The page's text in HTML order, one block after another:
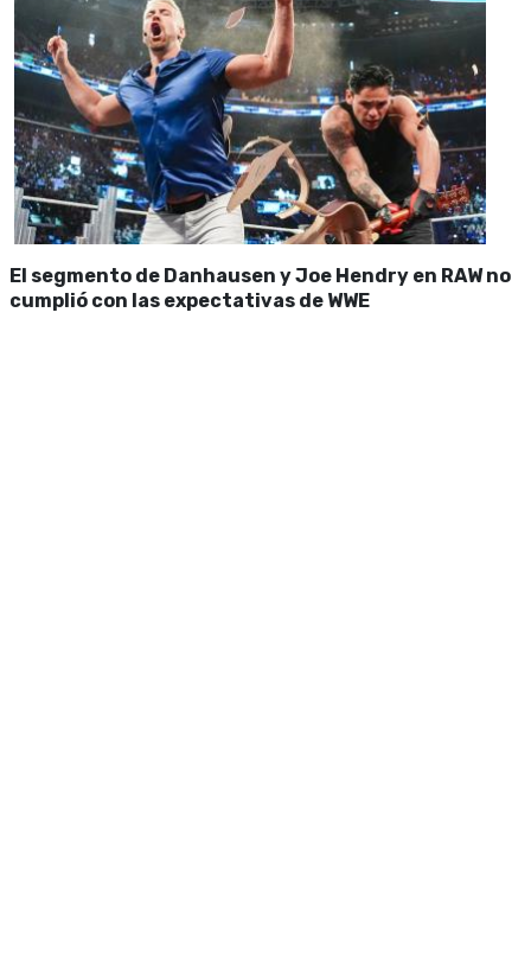
El segmento de Danhausen y Joe Hendry en RAW no
cumplió con las expectativas de WWE